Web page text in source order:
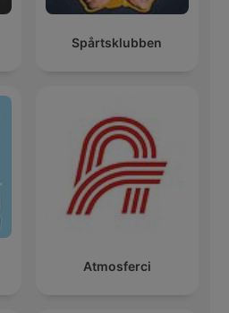
Spårtsklubben
Atmosferci